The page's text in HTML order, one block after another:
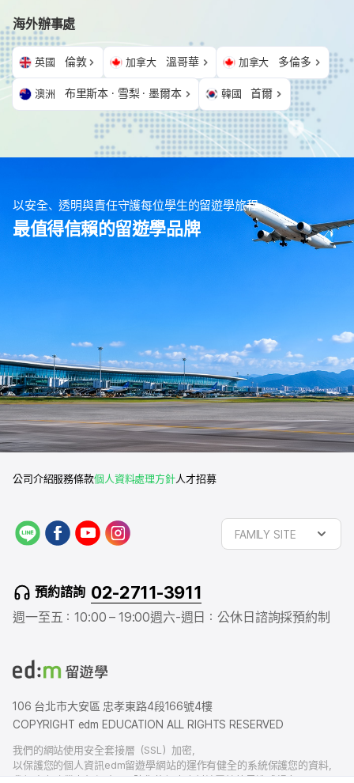
海外辦事處
英國 倫敦 加拿大 溫哥華 加拿大 多倫多
澳洲 布里斯本 · 雪梨 · 墨爾本 韓國 首爾
以安全、透明與責任守護每位學生的留遊學旅程
最值得信賴的留遊學品牌
公司介紹服務條款個人資料處理方針人才招募
L
f
a
b
o
y
o
u
e
a
r
FAMILY SITE
預約諮詢 02-2711-3911
週一至五：10:00 – 19:00週六-週日：公休日 諮詢採預約制
106 台北市大安區 忠孝東路4段166號4樓
COPYRIGHT edm EDUCATION ALL RIGHTS RESERVED
我們的網站使用安全套接層（SSL）加密，
以保護您的個人資訊edm留遊學網站的運作有健全的系統保護您的資料，
我們也有賠償責任保險，以防您的個人資料洩露給外界造成損害